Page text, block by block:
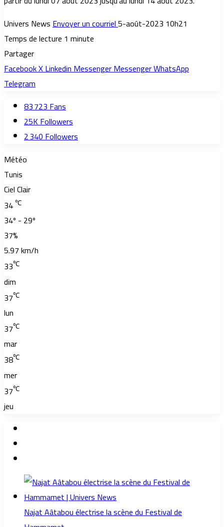
Univers NewsEnvoyer un courriel5-août-2023 10h21
Temps de lecture 1 minute
Partager
FacebookXLinkedinMessengerMessengerWhatsApp
Telegram
83 723Fans
25KFollowers
2 340Followers
Météo
Tunis
Ciel Clair
34℃
34º - 29º
37%
5.97 km/h
33℃
dim
37℃
lun
37℃
mar
38℃
mer
37℃
jeu
Najat Aâtabou électrise la scène du Festival de